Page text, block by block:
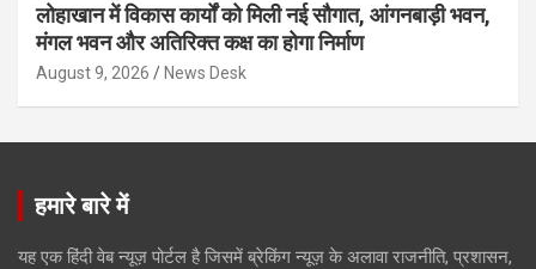
लोहाखान में विकास कार्यों को मिली नई सौगात, आंगनबाड़ी भवन,
मंगल भवन और अतिरिक्त कक्ष का होगा निर्माण
August 9, 2026 News Desk
हमारे बारे में
यह एक हिंदी वेब न्यूज़ पोर्टल है जिसमें ब्रेकिंग न्यूज़ के अलावा राजनीति, प्रशासन,